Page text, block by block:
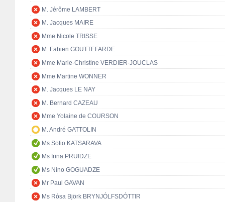
M. Jérôme LAMBERT
M. Jacques MAIRE
Mme Nicole TRISSE
M. Fabien GOUTTEFARDE
Mme Marie-Christine VERDIER-JOUCLAS
Mme Martine WONNER
M. Jacques LE NAY
M. Bernard CAZEAU
Mme Yolaine de COURSON
M. André GATTOLIN
Ms Sofio KATSARAVA
Ms Irina PRUIDZE
Ms Nino GOGUADZE
Mr Paul GAVAN
Ms Rósa Björk BRYNJÓLFSDÓTTIR